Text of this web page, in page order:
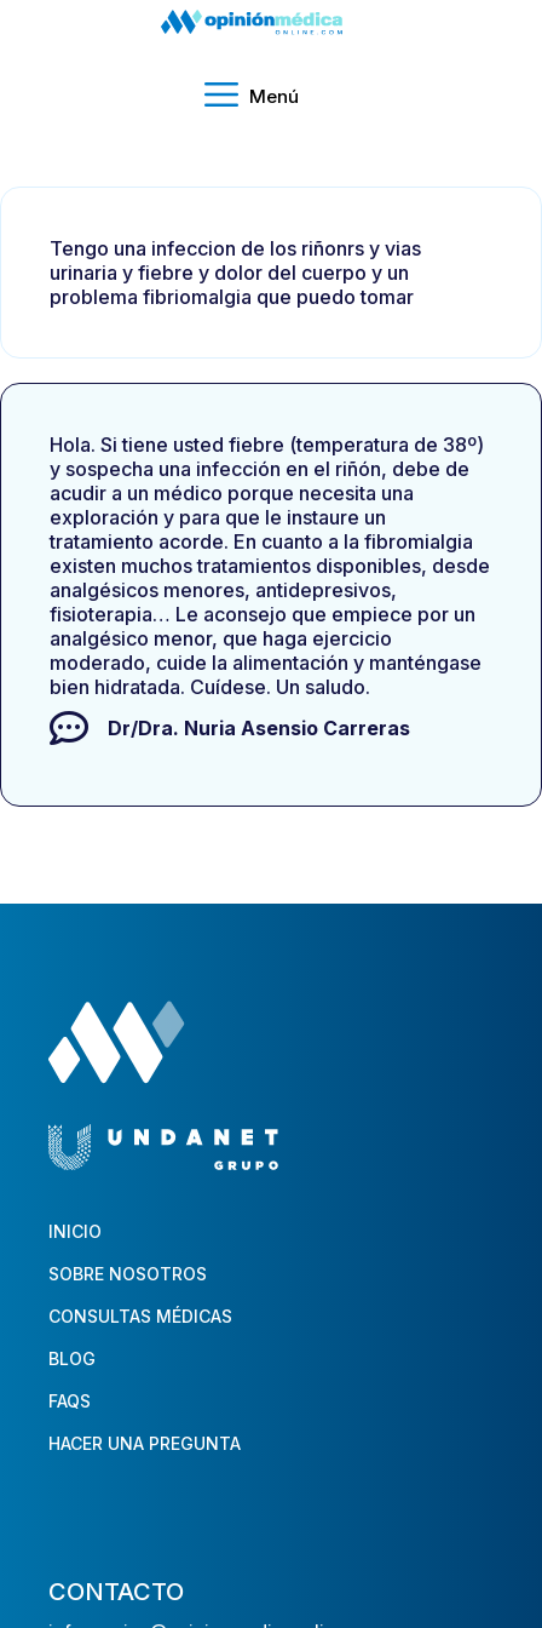
Menú
Tengo una infeccion de los riñonrs y vias
urinaria y fiebre y dolor del cuerpo y un
problema fibriomalgia que puedo tomar
Hola. Si tiene usted fiebre (temperatura de 38º)
y sospecha una infección en el riñón, debe de
acudir a un médico porque necesita una
exploración y para que le instaure un
tratamiento acorde. En cuanto a la fibromialgia
existen muchos tratamientos disponibles, desde
analgésicos menores, antidepresivos,
fisioterapia… Le aconsejo que empiece por un
analgésico menor, que haga ejercicio
moderado, cuide la alimentación y manténgase
bien hidratada. Cuídese. Un saludo.
Dr/Dra. Nuria Asensio Carreras
INICIO
SOBRE NOSOTROS
CONSULTAS MÉDICAS
BLOG
FAQS
HACER UNA PREGUNTA
CONTACTO